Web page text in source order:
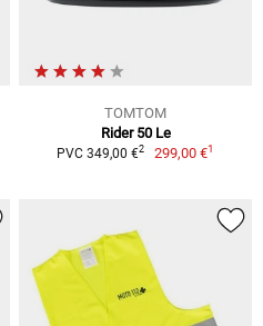
TOMTOM
Rider 50 Le
PVC 349,00 €2 299,00 €1